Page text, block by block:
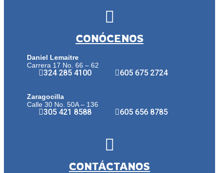
CONÓCENOS
Daniel Lemaitre
Carrera 17 No. 66 – 62
324 285 4100 605 675 2724
Zaragocilla
Calle 30 No. 50A – 136
305 421 8588 605 656 8785
CONTÁCTANOS